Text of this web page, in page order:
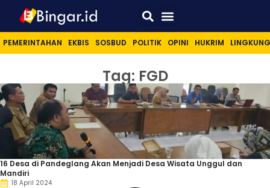
PEMERINTAHAN EKBIS SOSBUD POLITIK OPINI HUKRIM
Tag: FGD
16 Desa di Pandeglang Akan Menjadi Desa Wisata Unggul dan
Mandiri
18 April 2024